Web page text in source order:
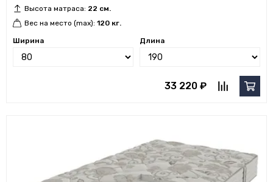
Высота матраса: 22 см.
Вес на место (max): 120 кг.
Ширина Длина
33 220 ₽